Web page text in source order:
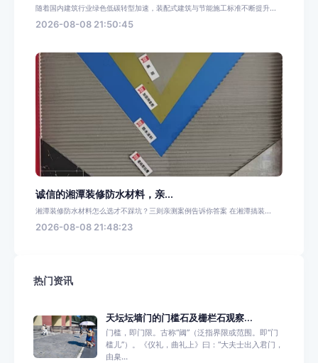
随着国内建筑行业绿色低碳转型加速，装配式建筑与节能施工标准不断提升...
2026-08-08 21:50:45
诚信的湘潭装修防水材料，亲...
湘潭装修防水材料怎么选才不踩坑？三则亲测案例告诉你答案 在湘潭搞装...
2026-08-08 21:48:23
热门资讯
天坛坛墙门的门槛石及栅栏石观察...
门槛，即门限。古称“阈”（泛指界限或范围。即“门
槛儿”）。《仪礼，曲礼上》曰：“大夫士出入君门，
由臬...